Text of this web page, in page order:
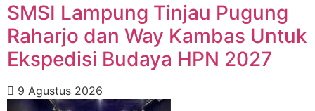
SMSI Lampung Tinjau Pugung
Raharjo dan Way Kambas Untuk
Ekspedisi Budaya HPN 2027
9 Agustus 2026